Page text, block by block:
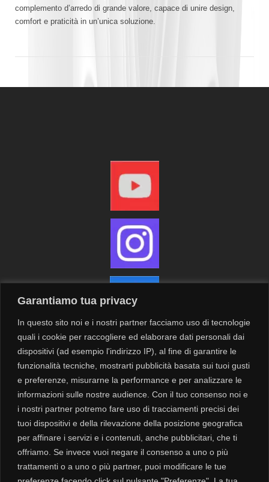
Garantiamo tua privacy
In questo sito noi e i nostri partner facciamo uso di tecnologie
quali i cookie per raccogliere ed elaborare dati personali dai
dispositivi (ad esempio l'indirizzo IP), al fine di garantire le
funzionalità tecniche, mostrarti pubblicità basata sui tuoi gusti
e preferenze, misurarne la performance e per analizzare le
informazioni sulle nostre audience. Con il tuo consenso noi e
i nostri partner potremo fare uso di tracciamenti precisi dei
tuoi dispositivi e della rilevazione della posizione geografica
per affinare i servizi e i contenuti, anche pubblicitari, che ti
offriamo. Se invece vuoi negare il consenso a uno o più
trattamenti o a uno o più partner, puoi modificare le tue
complemento d’arredo di grande valore, capace di unire design,
comfort e praticità in un’unica soluzione.
Contatti
Newsletter
Modalità di spedizione